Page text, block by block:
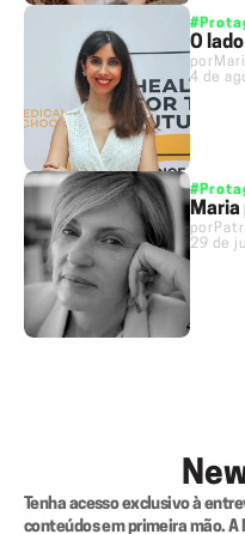
O
por
4 de
por
29 de
Tenha acesso exclusivo à
conteúdos em primeira mão. A